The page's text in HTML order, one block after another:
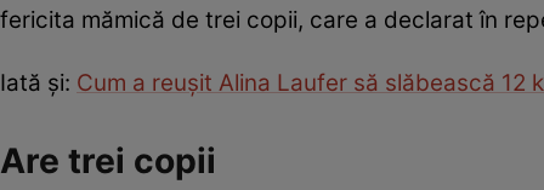
fericita mămică de trei copii, care a declarat în
Iată și: Cum a reușit Alina Laufer să slăbească 12
Are trei copii